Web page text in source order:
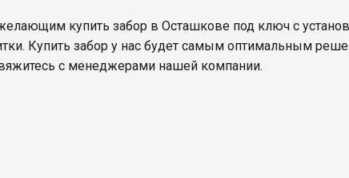
купить забор в Осташкове под ключ с
Купить забор у нас будет самым оптимальным
с менеджерами нашей компании.